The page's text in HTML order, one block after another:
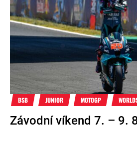
BSB JUNIOR MOTOGP
Závodní víkend 7. – 9.